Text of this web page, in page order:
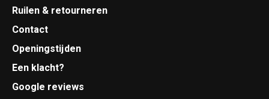
Ruilen & retourneren
Contact
Openingstijden
Een klacht?
Google reviews